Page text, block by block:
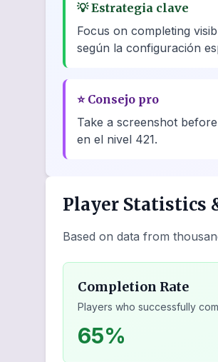
💡Estrategia clave
Focus on completing
según la configuración
⭐ Consejo pro
Take a screenshot
en el nivel 421.
Player Statistics
Based on data from
Completion Rate
Players who successfully
65%